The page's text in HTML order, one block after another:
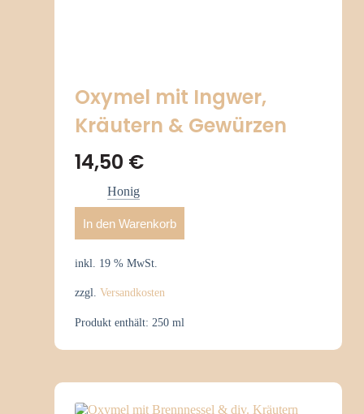
Oxymel mit Ingwer,
Kräutern & Gewürzen
14,50 €
Honig
In den Warenkorb
inkl. 19 % MwSt.
zzgl. Versandkosten
Produkt enthält: 250 ml